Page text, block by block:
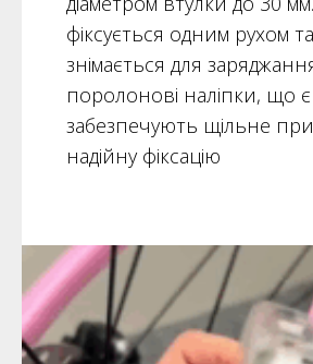
фіксується одним рухом
знімається для
поролонові наліпки, що є
забезпечують щільне
надійну фіксацію